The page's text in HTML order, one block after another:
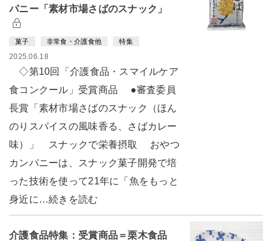
パニー「素材市場さばのスナック」
菓子 非常食・介護食他 特集
2025.06.18
◇第10回「介護食品・スマイルケア
食コンクール」受賞商品 ●審査委員
長賞「素材市場さばのスナック（ほん
のりスパイスの風味香る、さばカレー
味）」 スナックで栄養摂取 おやつ
カンパニーは、スナック菓子開発で培
った技術を使って21年に「魚をもっと
身近に…続きを読む
介護食品特集：受賞商品＝栗木食品